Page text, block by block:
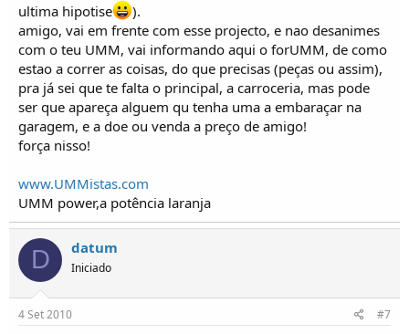
ultima hipotise
).
amigo, vai em frente com esse projecto, e nao desanimes
com o teu UMM, vai informando aqui o forUMM, de como
estao a correr as coisas, do que precisas (peças ou assim),
pra já sei que te falta o principal, a carroceria, mas pode
ser que apareça alguem qu tenha uma a embaraçar na
garagem, e a doe ou venda a preço de amigo!
força nisso!
www.UMMistas.com
UMM power,a potência laranja
D datum
Iniciado
4 Set 2010 #7